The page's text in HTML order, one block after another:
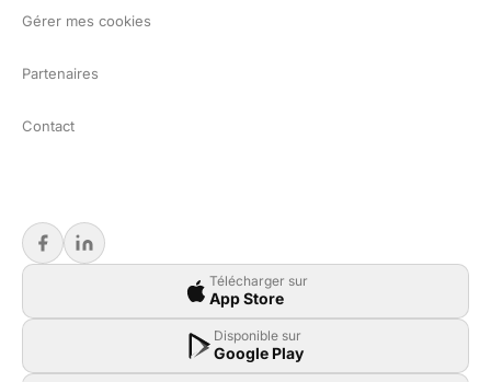
Gérer mes cookies
Partenaires
Contact
Télécharger sur
App Store
Disponible sur
Google Play